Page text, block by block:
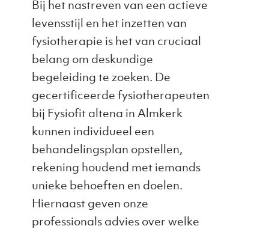
Bij het nastreven van een actieve
levensstijl en het inzetten van
fysiotherapie is het van cruciaal
belang om deskundige
begeleiding te zoeken. De
gecertificeerde fysiotherapeuten
bij Fysiofit altena in Almkerk
kunnen individueel een
behandelingsplan opstellen,
rekening houdend met iemands
unieke behoeften en doelen.
Hiernaast geven onze
professionals advies over welke